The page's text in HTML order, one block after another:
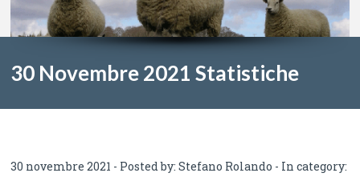
30 Novembre 2021 Statistiche
30 novembre 2021 - Posted by:Stefano Rolando - In category: